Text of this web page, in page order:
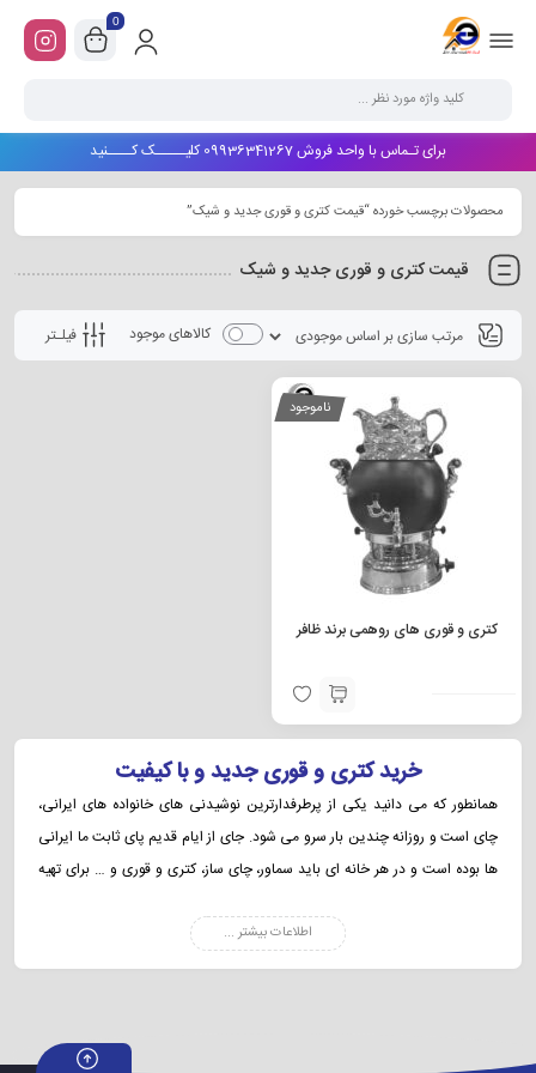
0
برای تـماس با واحد فروش 09936341267 کلیـــــک کــــنید
محصولات برچسب خورده “قیمت کتری و قوری جدید و شیک”
قیمت کتری و قوری جدید و شیک
فیلـتر کالاهای موجود
ناموجود
کتری و قوری های روهمی برند ظافر
خرید کتری و قوری جدید و با کیفیت
همانطور که می دانید یکی از پرطرفدارترین نوشیدنی های خانواده های ایرانی،
چای است و روزانه چندین بار سرو می شود. جای از ایام قدیم پای ثابت ما ایرانی
ها بوده است و در هر خانه ای باید سماور، چای ساز، کتری و قوری و … برای تهیه
وسیله های برقی یا گازی استفده کنید. ما در این متن قصد داریم انواع مدل کتری
و قوری را به شما معرفی کنیم که امروزه بسیار پرفروش هستند. انواع مدل کتری و
کنید. ما در این متن امکانات و قیمت کتری و قوری های جدید و شیک را بررسی
اطلاعات بیشتر ...